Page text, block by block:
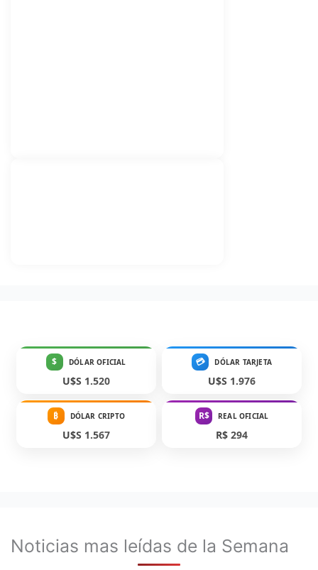
$ DÓLAR OFICIAL
U$S 1.520
💳 DÓLAR TARJETA
U$S 1.976
₿ DÓLAR CRIPTO
U$S 1.567
R$ REAL OFICIAL
R$ 294
Noticias mas leídas de la Semana